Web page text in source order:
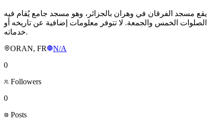
يقع مسجد الفرقان في وهران بالجزائر، وهو مسجد جامع يُقام فيه
الصلوات الخمس والجمعة. لا تتوفر معلومات إضافية عن تاريخه أو
خدماته.
ORAN, FR
N/A
0
Followers
0
Posts